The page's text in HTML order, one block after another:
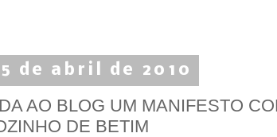
de abril de 2010
AO BLOG UM MANIFESTO
DE BETIM